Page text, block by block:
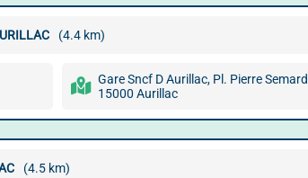
(4.4 km)
Gare Sncf D Aurillac, Pl. Pierre Semard
15000 Aurillac
(4.5 km)